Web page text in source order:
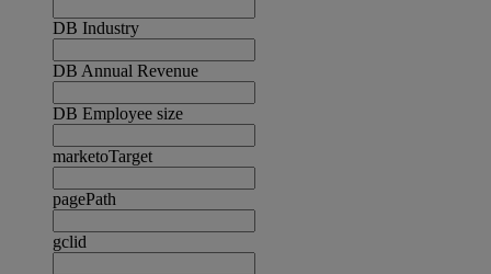
DB Industry
DB Annual Revenue
DB Employee size
marketoTarget
pagePath
gclid